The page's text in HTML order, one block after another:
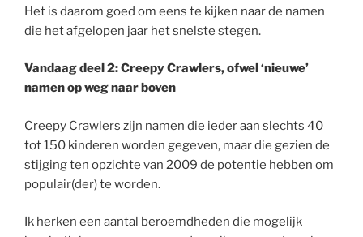
Het is daarom goed om eens te kijken naar de namen
die het afgelopen jaar het snelste stegen.
Vandaag deel 2: Creepy Crawlers, ofwel ‘nieuwe’
namen op weg naar boven
Creepy Crawlers zijn namen die ieder aan slechts 40
tot 150 kinderen worden gegeven, maar die gezien de
stijging ten opzichte van 2009 de potentie hebben om
populair(der) te worden.
Ik herken een aantal beroemdheden die mogelijk